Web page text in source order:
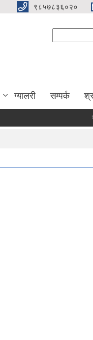
९८५७८३६०२०
ग्यालरी सम्पर्क